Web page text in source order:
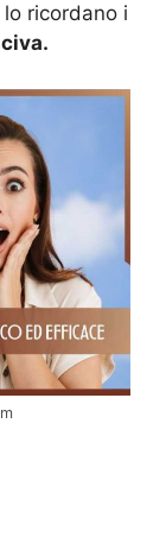
ricordano i